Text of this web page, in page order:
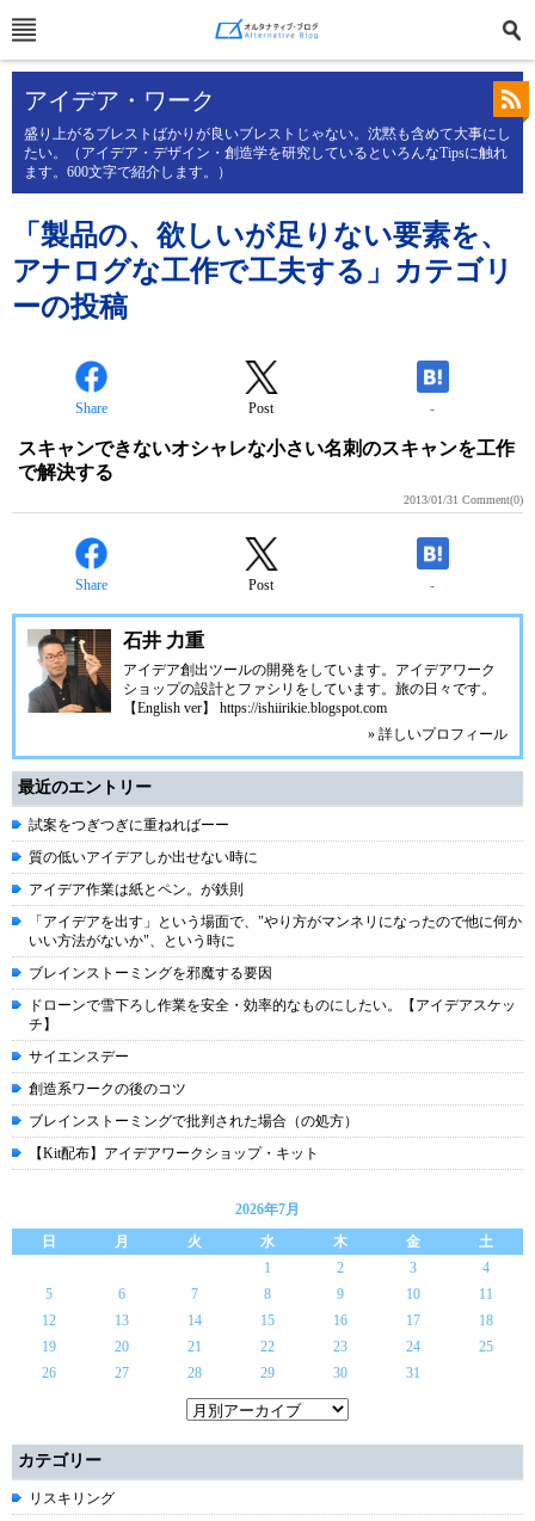
アイデア・ワーク
盛り上がるブレストばかりが良いブレストじゃない。沈黙も含めて大事にし
たい。（アイデア・デザイン・創造学を研究しているといろんなTipsに触れ
ます。600文字で紹介します。）
「製品の、欲しいが足りない要素を、
アナログな工作で工夫する」カテゴリ
ーの投稿
Share Post -
スキャンできないオシャレな小さい名刺のスキャンを工作
で解決する
2013/01/31 Comment(0)
Share Post -
石井 力重
アイデア創出ツールの開発をしています。アイデアワーク
ショップの設計とファシリをしています。旅の日々です。
【English ver】 https://ishiirikie.blogspot.com
» 詳しいプロフィール
最近のエントリー
試案をつぎつぎに重ねればーー
質の低いアイデアしか出せない時に
アイデア作業は紙とペン。が鉄則
「アイデアを出す」という場面で、"やり方がマンネリになったので他に何か
いい方法がないか"、という時に
ブレインストーミングを邪魔する要因
ドローンで雪下ろし作業を安全・効率的なものにしたい。【アイデアスケッ
チ】
サイエンスデー
創造系ワークの後のコツ
ブレインストーミングで批判された場合（の処方）
【Kit配布】アイデアワークショップ・キット
2026年7月
日
月 火 水 木 金
土
1
2 3
4
5
6 7 8 9 10
11
12
13 14 15 16 17
18
19
20 21 22 23 24
25
26
27 28 29 30 31
カテゴリー
リスキリング